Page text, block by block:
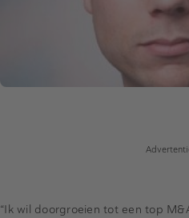
“Ik wil doorgroeien tot een top